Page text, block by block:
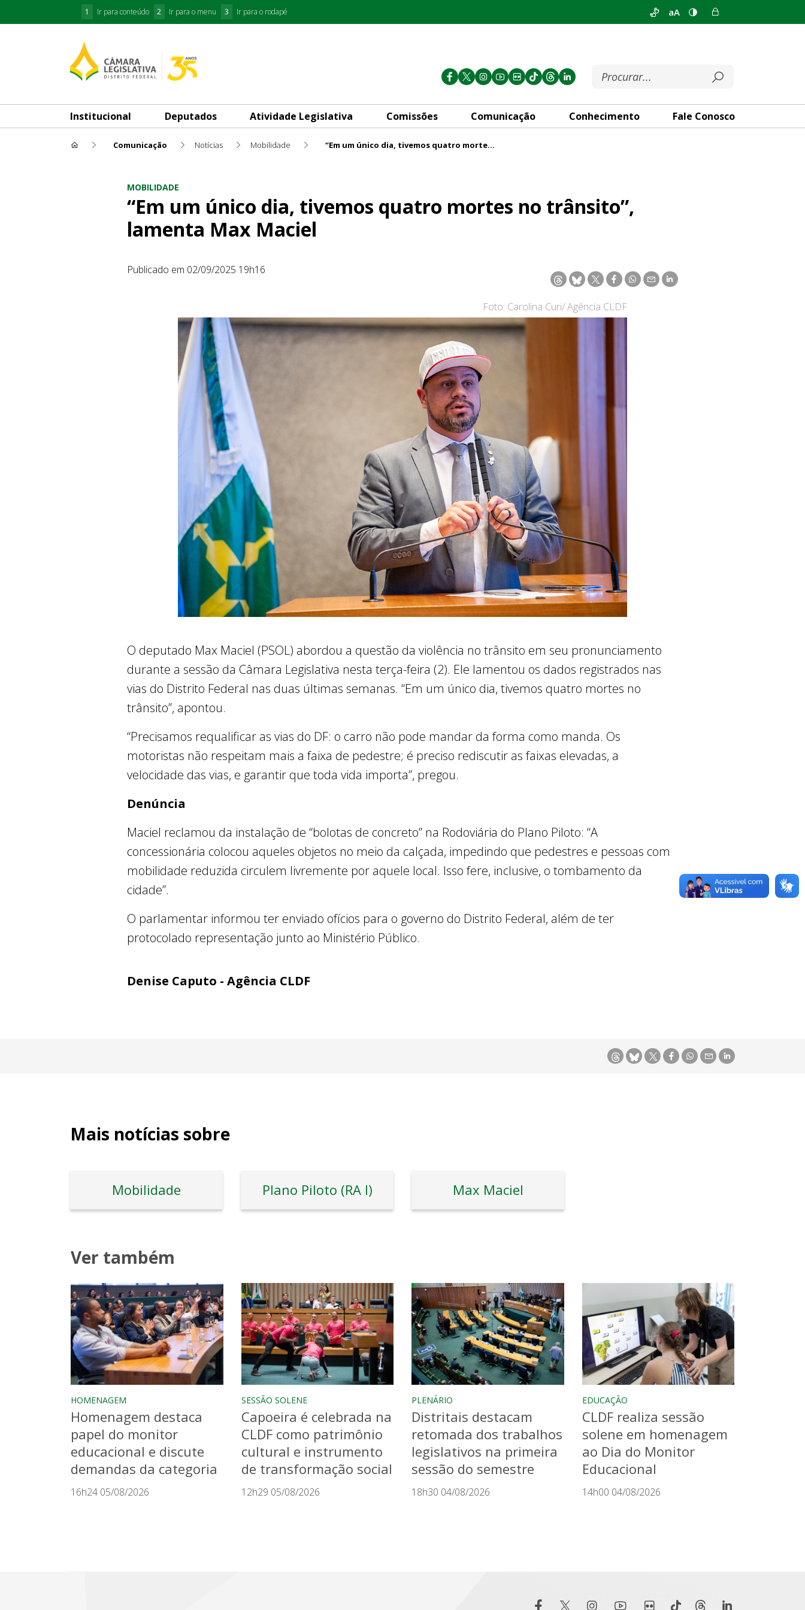
1 Ir para conteúdo 2 Ir para o menu 3 Ir para o rodapé aA
Institucional Deputados Atividade Legislativa Comissões Comunicação Conhecimento Fale Conosco
Comunicação Notícias Mobilidade “Em um único dia, tivemos quatro mortes no trânsito”, lamenta Max Maciel
MOBILIDADE
“Em um único dia, tivemos quatro mortes no trânsito”,
lamenta Max Maciel
Publicado em 02/09/2025 19h16
Foto: Carolina Curi/ Agência CLDF
O deputado Max Maciel (PSOL) abordou a questão da violência no trânsito em seu pronunciamento
durante a sessão da Câmara Legislativa nesta terça-feira (2). Ele lamentou os dados registrados nas
vias do Distrito Federal nas duas últimas semanas. “Em um único dia, tivemos quatro mortes no
trânsito”, apontou.
“Precisamos requalificar as vias do DF: o carro não pode mandar da forma como manda. Os
motoristas não respeitam mais a faixa de pedestre; é preciso rediscutir as faixas elevadas, a
velocidade das vias, e garantir que toda vida importa”, pregou.
Denúncia
Maciel reclamou da instalação de “bolotas de concreto” na Rodoviária do Plano Piloto: “A
concessionária colocou aqueles objetos no meio da calçada, impedindo que pedestres e pessoas com
mobilidade reduzida circulem livremente por aquele local. Isso fere, inclusive, o tombamento da
cidade”.
O parlamentar informou ter enviado ofícios para o governo do Distrito Federal, além de ter
protocolado representação junto ao Ministério Público.
Denise Caputo - Agência CLDF
Mais notícias sobre
Mobilidade Plano Piloto (RA I) Max Maciel
Ver também
HOMENAGEM
Homenagem destaca
papel do monitor
educacional e discute
demandas da categoria
16h24 05/08/2026
SESSÃO SOLENE
Capoeira é celebrada na
CLDF como patrimônio
cultural e instrumento
de transformação social
12h29 05/08/2026
PLENÁRIO
Distritais destacam
retomada dos trabalhos
legislativos na primeira
sessão do semestre
18h30 04/08/2026
EDUCAÇÃO
CLDF realiza sessão
solene em homenagem
ao Dia do Monitor
Educacional
14h00 04/08/2026